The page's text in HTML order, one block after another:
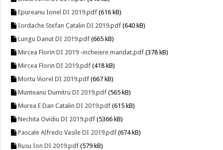
Epureanu Ionel DI 2019.pdf (616 kB)
Iordache Stefan Catalin DI 2019.pdf (640 kB)
Lungu Danut DI 2019.pdf (665 kB)
Mircea Florin DI 2019 -incheiere mandat.pdf (378 kB)
Mircea Florin DI 2019.pdf (418 kB)
Mortu Viorel DI 2019.pdf (667 kB)
Munteanu Dumitru DI 2019.pdf (565 kB)
Murea E Dan Catalin DI 2019.pdf (615 kB)
Nechita Ovidiu DI 2019.pdf (5366 kB)
Pascale Alfredo Vasile DI 2019.pdf (674 kB)
Rusu Ion DI 2019.pdf (579 kB)